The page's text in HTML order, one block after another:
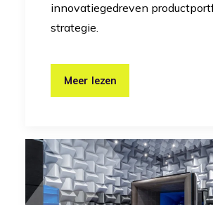
innovatiegedreven
strategie.
Meer lezen